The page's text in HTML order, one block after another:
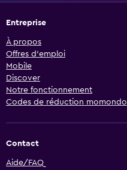
Entreprise
À propos
Offres d’emploi
Mobile
Discover
Notre fonctionnement
Codes de réduction momondo
Contact
Aide/FAQ